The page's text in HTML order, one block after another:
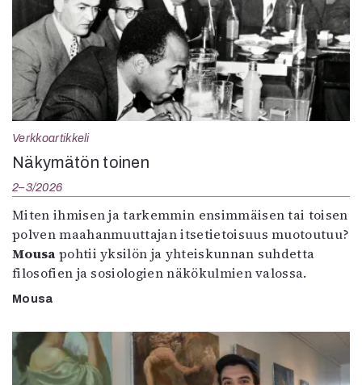
Verkkoartikkeli
Näkymätön toinen
2–3/2026
Miten ihmisen ja tarkemmin ensimmäisen tai toisen
polven maahanmuuttajan itsetietoisuus muotoutuu?
Mousa pohtii yksilön ja yhteiskunnan suhdetta
filosofien ja sosiologien näkökulmien valossa.
Mousa